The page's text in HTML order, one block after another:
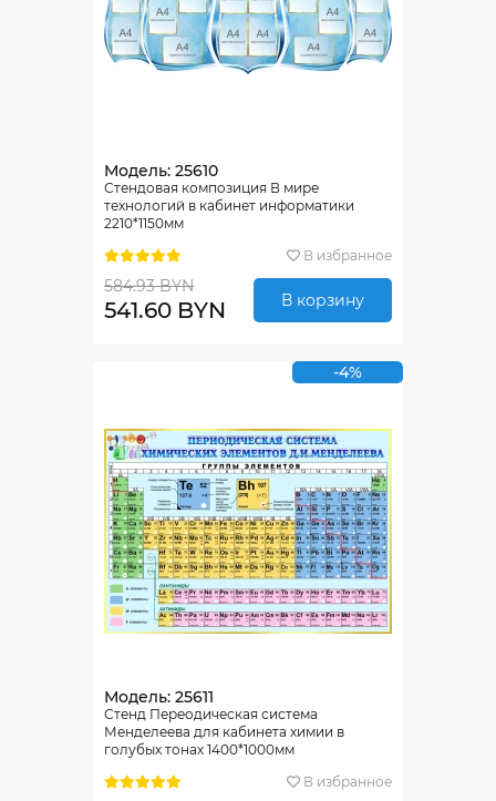
Модель: 25610
Стендовая композиция В мире
технологий в кабинет информатики
2210*1150мм
В избранное
584.93 BYN
541.60 BYN В корзину
-4%
Модель: 25611
Стенд Переодическая система
Менделеева для кабинета химии в
голубых тонах 1400*1000мм
В избранное